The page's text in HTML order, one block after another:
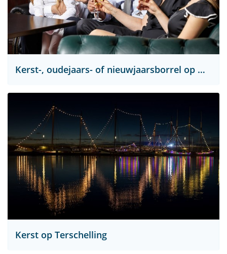
Kerst-, oudejaars- of nieuwjaarsborrel op een unieke locatie
Kerst op Terschelling